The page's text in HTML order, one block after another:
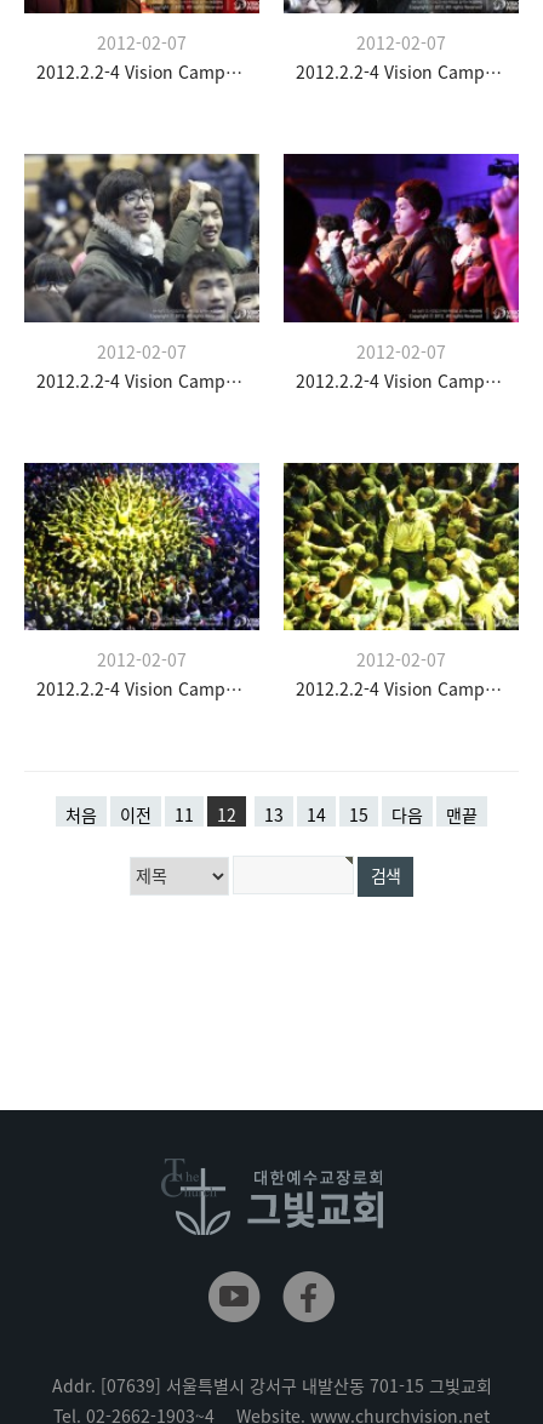
2012-02-07
2012.2.2-4 Vision Camp(청소년부)
2012-02-07
2012.2.2-4 Vision Camp(청소년부)
2012-02-07
2012.2.2-4 Vision Camp(청소년부)
2012-02-07
2012.2.2-4 Vision Camp(청소년부)
2012-02-07
2012.2.2-4 Vision Camp(청소년부)
2012-02-07
2012.2.2-4 Vision Camp(청소년부)
처음 이전 11 12 13 14 15 다음 맨끝
Addr. [07639] 서울특별시 강서구 내발산동 701-15 그빛교회
Tel. 02-2662-1903~4 Website. www.churchvision.net